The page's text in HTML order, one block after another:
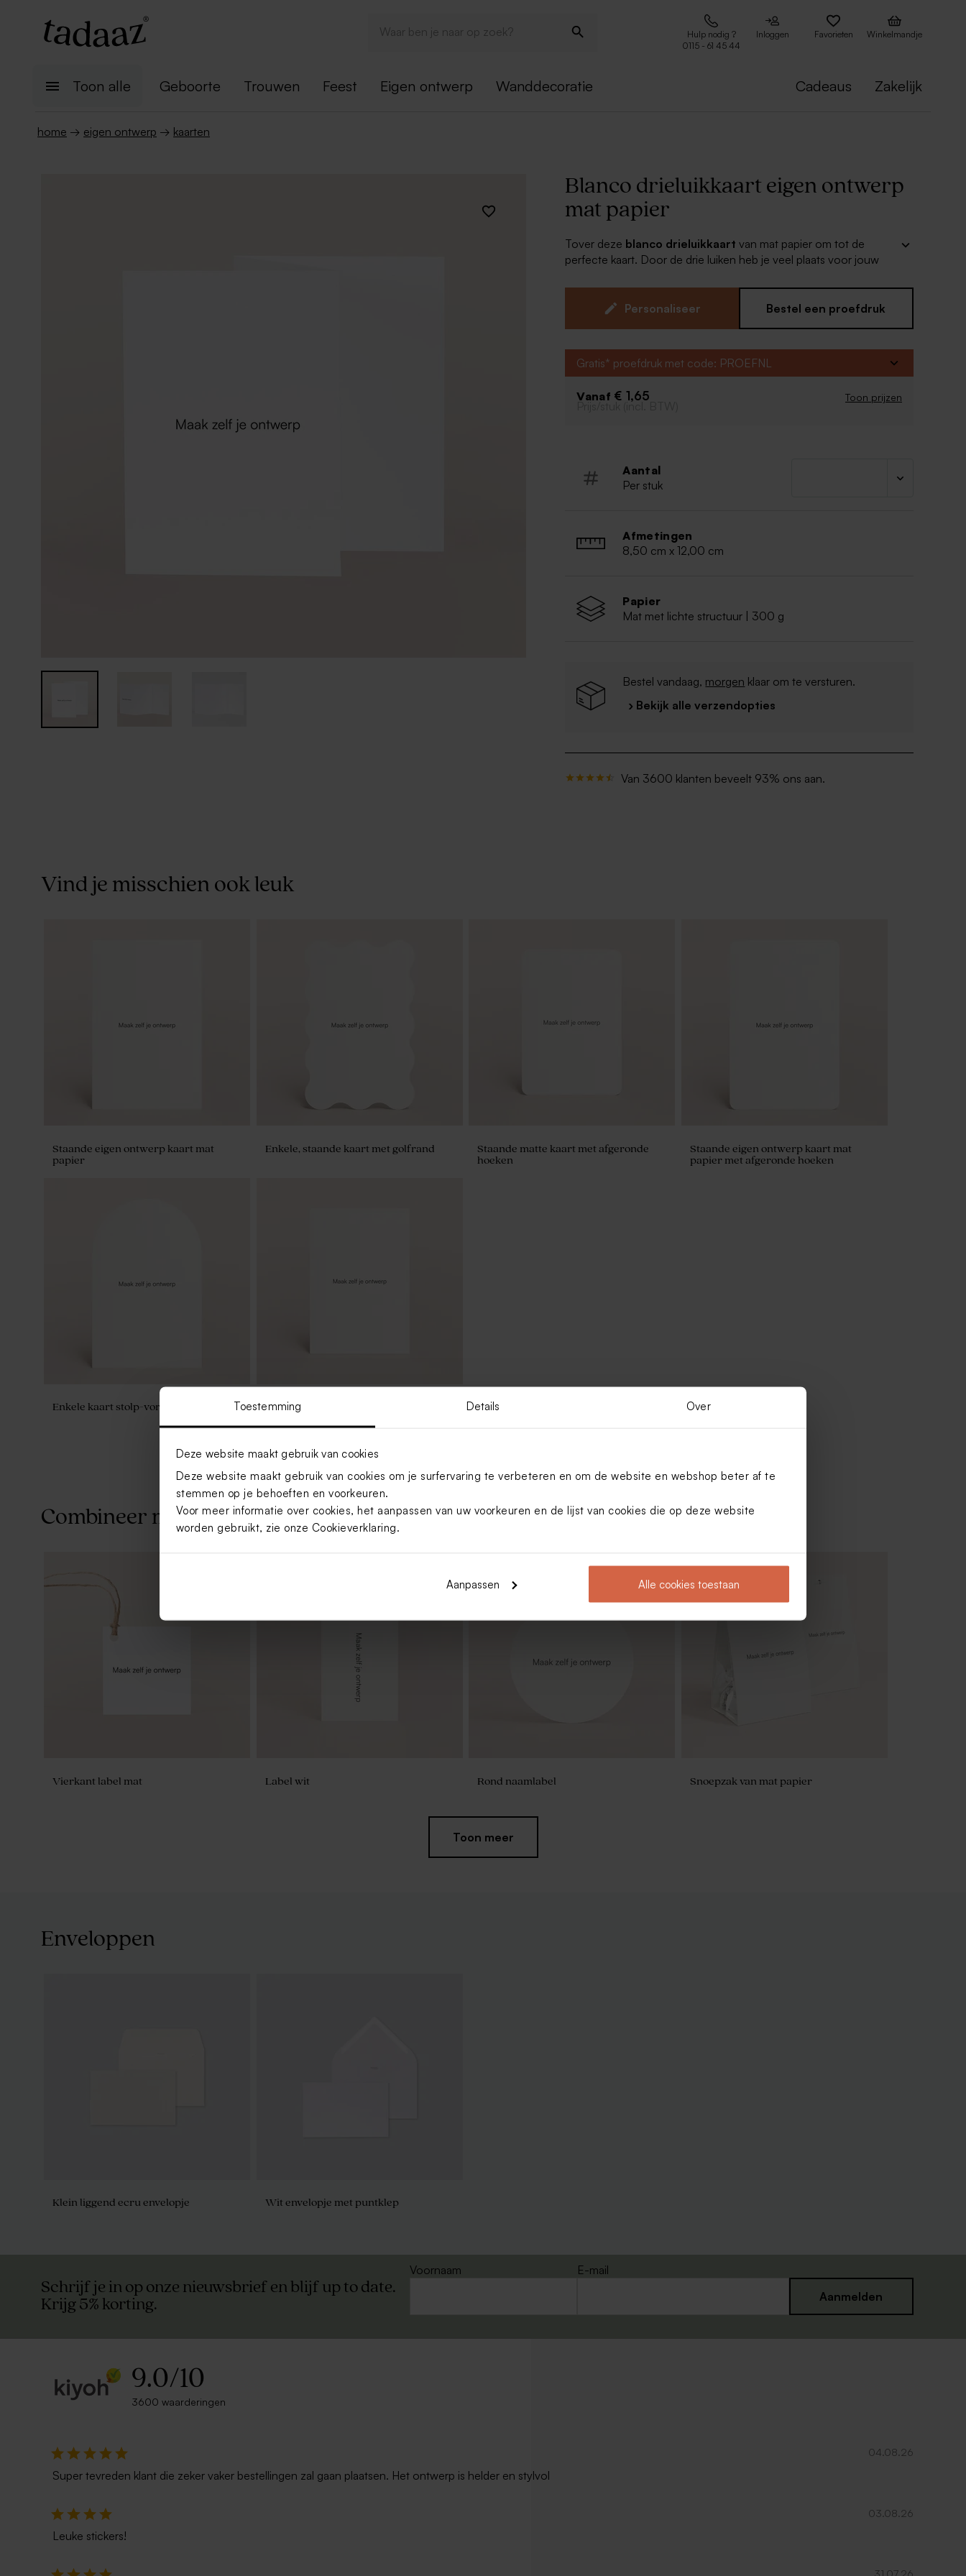
Toestemming Details Over
Deze website maakt gebruik van cookies
Deze website maakt gebruik van cookies om je surfervaring te verbeteren en om de website en webshop beter af te
stemmen op je behoeften en voorkeuren.
Voor meer informatie over cookies, het aanpassen van uw voorkeuren en de lijst van cookies die op deze website
worden gebruikt, zie onze Cookieverklaring.
Aanpassen Alle cookies toestaan
Hulp nodig ?
0115 - 61 45 44
Inloggen Favorieten Winkelmandje
Toon alle Geboorte Trouwen Feest Eigen ontwerp Wanddecoratie Cadeaus Zakelijk
home → eigen ontwerp → kaarten
Blanco drieluikkaart eigen ontwerp
mat papier
Tover deze blanco drieluikkaart van mat papier om tot de
perfecte kaart. Door de drie luiken heb je veel plaats voor jouw
je ontwerp op glanzend papier te maken voor een extra mooi
resultaat.
Gestructureerd mat papier
Rechte hoeken
Advies voor de
beste kwaliteit van de afdruk van je
- Kies voor glanzend papier bij afdruk van een foto
Personaliseer Bestel een proefdruk
Gratis* proefdruk met code: PROEFNL
Vanaf € 1,65 Toon prijzen
Prijs/stuk (incl. BTW)
Aantal
Per stuk
Afmetingen
8,50 cm x 12,00 cm
Papier
Mat met lichte structuur | 300 g
Bestel vandaag, morgen klaar om te versturen.
› Bekijk alle verzendopties
Van 3600 klanten beveelt 93% ons aan.
Vind je misschien ook leuk
Staande eigen ontwerp kaart mat
papier
Enkele, staande kaart met golfrand
Staande matte kaart met afgeronde
hoeken
Staande eigen ontwerp kaart mat
papier met afgeronde hoeken
Enkele kaart stolp-vorm mat
Staande postkaart voor eigen ontwerp
Combineer met
Vierkant label mat Label wit Rond naamlabel Snoepzak van mat papier
Staande menukaart mat
Toon meer
Enveloppen
Klein liggend ecru envelopje Wit envelopje met puntklep
Schrijf je in op onze nieuwsbrief en blijf up to date.
Krijg 5% korting.
Voornaam
E-mail
Aanmelden
9.0/10
3600 waarderingen
04.08.26
Super tevreden klant die zeker vaker bestellingen zal gaan plaatsen. Het ontwerp is helder en stylvol
03.08.26
Leuke stickers!
31.07.26